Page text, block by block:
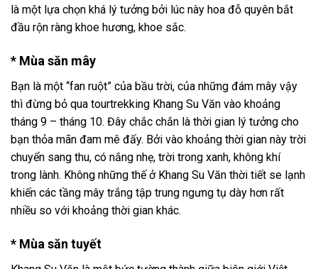
là một lựa chọn khá lý tưởng bởi lúc này hoa đỗ quyên bắt
đầu rộn ràng khoe hương, khoe sắc.
* Mùa săn mây
Bạn là một “fan ruột” của bầu trời, của những đám mây vậy
thì đừng bỏ qua tourtrekking Khang Su Văn vào khoảng
tháng 9 – tháng 10. Đây chắc chắn là thời gian lý tưởng cho
bạn thỏa mãn đam mê đấy. Bởi vào khoảng thời gian này trời
chuyển sang thu, có nắng nhẹ, trời trong xanh, không khí
trong lành. Không những thế ở Khang Su Văn thời tiết se lạnh
khiến các tầng mây trắng tập trung ngưng tụ dày hơn rất
nhiều so với khoảng thời gian khác.
* Mùa săn tuyết